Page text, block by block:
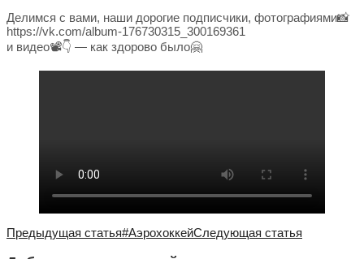
Делимся с вами, наши дорогие подписчики, фотографиями📸
https://vk.com/album-176730315_300169361
и видео📽👇 — как здорово было🤗
Предыдущая статья#АэрохоккейСледующая статья